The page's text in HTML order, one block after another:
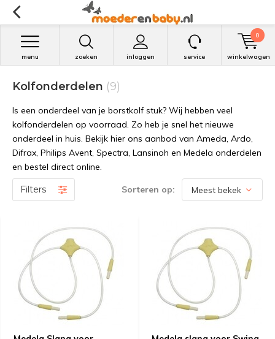
zoeken inloggen
menu service winkelwagen
0
Kolfonderdelen (9)
Is een onderdeel van je borstkolf stuk? Wij hebben veel
kolfonderdelen op voorraad. Zo heb je snel het nieuwe
onderdeel in huis. Bekijk hier ons aanbod van Ameda, Ardo,
Difrax, Philips Avent, Spectra, Lansinoh en Medela onderdelen
en bestel direct online.
Filters Sorteren op: